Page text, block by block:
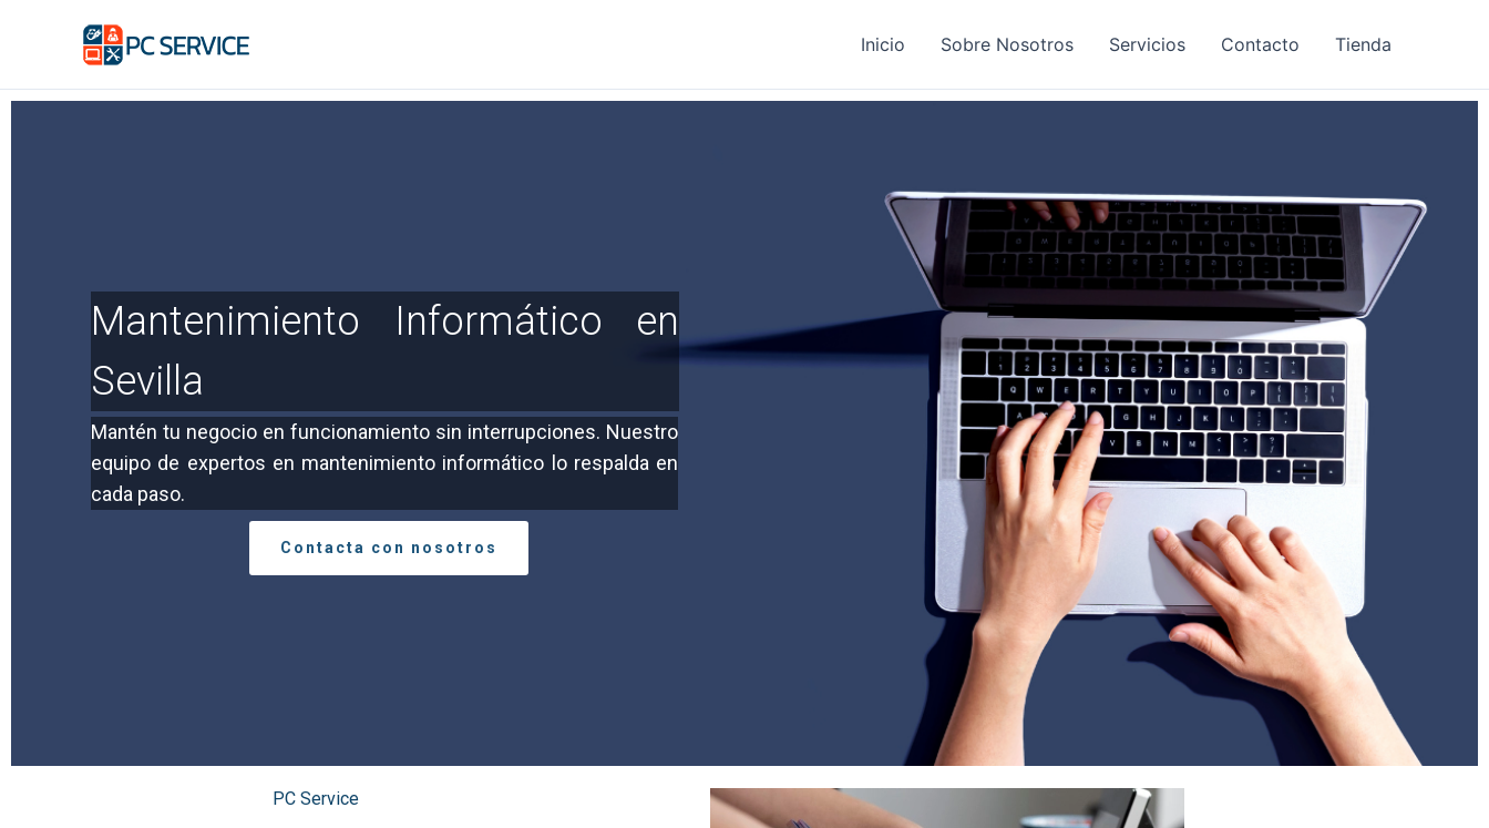
Inicio Sobre Nosotros Servicios Contacto Tienda
Mantenimiento Informático en
Sevilla
Mantén tu negocio en funcionamiento sin interrupciones. Nuestro
equipo de expertos en mantenimiento informático lo respalda en
cada paso.
Contacta con nosotros
PC Service